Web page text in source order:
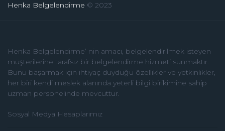
Henka Belgelendirme © 2023
Henka Belgelendirme’ nin amacı, belgelendirilmek isteyen
müşterilerine tarafsız bir belgelendirme hizmeti sunmaktır.
Bunu başarmak için ihtiyaç duyduğu özellikler ve yetkinlikler,
her biri kendi meslek alanında yeterli bilgi birikimine sahip
uzman personelinde mevcuttur.
Sosyal Medya Hesaplarımız